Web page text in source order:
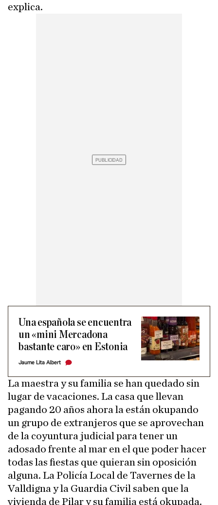
explica.
Una española se encuentra
un «mini Mercadona
bastante caro» en Estonia
Jaume Lita Albert
La maestra y su familia se han quedado sin
lugar de vacaciones. La casa que llevan
pagando 20 años ahora la están okupando
un grupo de extranjeros que se aprovechan
de la coyuntura judicial para tener un
adosado frente al mar en el que poder hacer
todas las fiestas que quieran sin oposición
alguna. La Policía Local de Tavernes de la
Valldigna y la Guardia Civil saben que la
vivienda de Pilar y su familia está okupada.